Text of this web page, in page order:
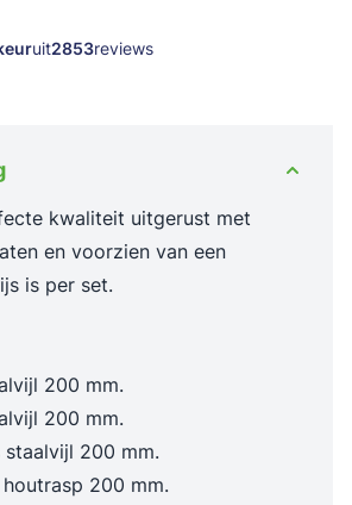
uit2853reviews
kwaliteit uitgerust met
en voorzien van een
is per set.
200 mm.
200 mm.
200 mm.
200 mm.